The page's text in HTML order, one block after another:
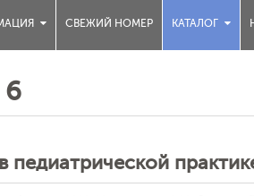
СВЕЖИЙ НОМЕР КАТАЛОГ